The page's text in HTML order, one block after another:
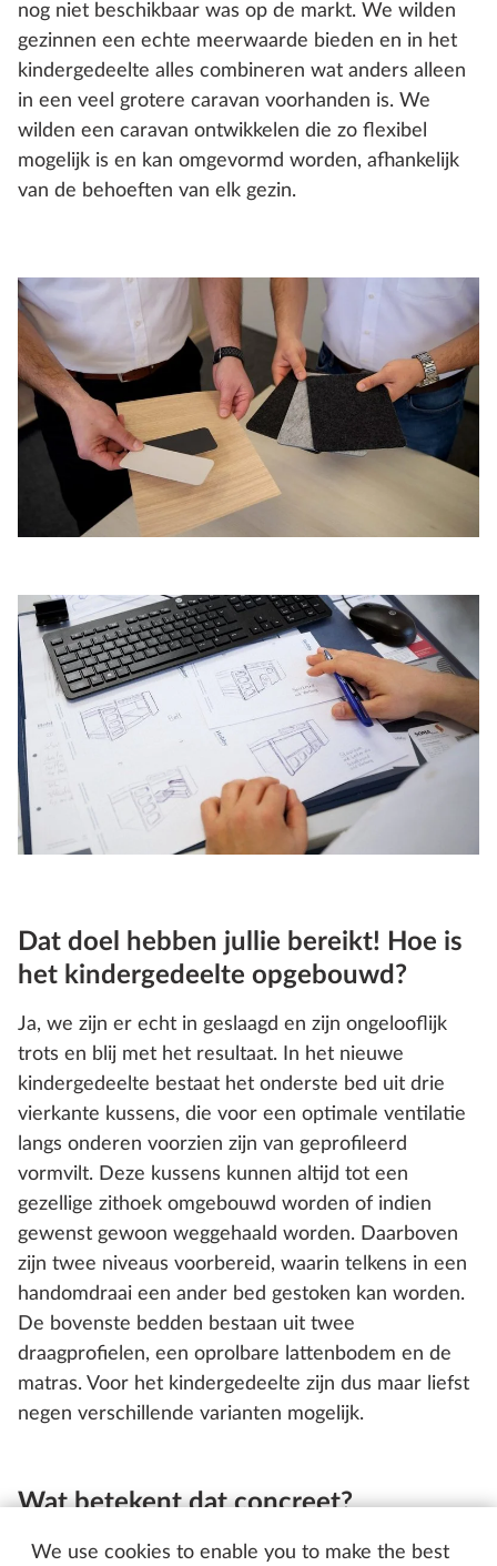
We use cookies to enable you to make the best
nog niet beschikbaar was op de markt. We wilden
gezinnen een echte meerwaarde bieden en in het
kindergedeelte alles combineren wat anders alleen
in een veel grotere caravan voorhanden is. We
wilden een caravan ontwikkelen die zo flexibel
mogelijk is en kan omgevormd worden, afhankelijk
van de behoeften van elk gezin.
Dat doel hebben jullie bereikt! Hoe is
het kindergedeelte opgebouwd?
Ja, we zijn er echt in geslaagd en zijn ongelooflijk
trots en blij met het resultaat. In het nieuwe
kindergedeelte bestaat het onderste bed uit drie
vierkante kussens, die voor een optimale ventilatie
langs onderen voorzien zijn van geprofileerd
vormvilt. Deze kussens kunnen altijd tot een
gezellige zithoek omgebouwd worden of indien
gewenst gewoon weggehaald worden. Daarboven
zijn twee niveaus voorbereid, waarin telkens in een
handomdraai een ander bed gestoken kan worden.
De bovenste bedden bestaan uit twee
draagprofielen, een oprolbare lattenbodem en de
matras. Voor het kindergedeelte zijn dus maar liefst
negen verschillende varianten mogelijk.
Wat betekent dat concreet?
In principe kan ik voor elke vakantie beslissen hoe